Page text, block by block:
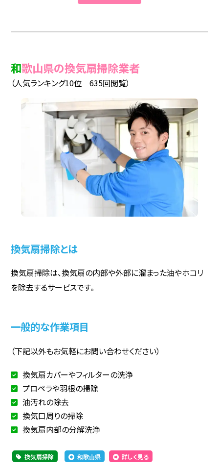
和歌山県の換気扇掃除業者
（人気ランキング10位 635回閲覧）
換気扇掃除とは
換気扇掃除は、換気扇の内部や外部に溜まった油やホコリ
を除去するサービスです。
一般的な作業項目
（下記以外もお気軽にお問い合わせください）
換気扇カバーやフィルターの洗浄
プロペラや羽根の掃除
油汚れの除去
換気口周りの掃除
換気扇内部の分解洗浄
換気扇掃除 和歌山県 詳しく見る